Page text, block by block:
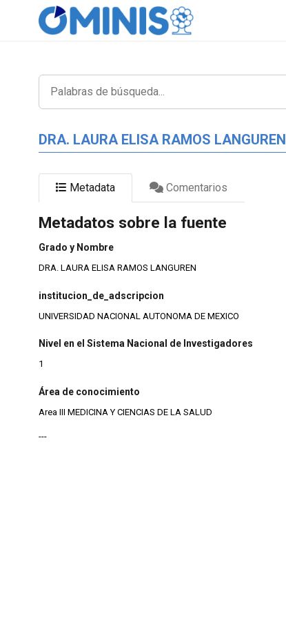
DRA. LAURA ELISA RAMOS LANGUREN
Metadata Comentarios
Metadatos sobre la fuente
Grado y Nombre
DRA. LAURA ELISA RAMOS LANGUREN
institucion_de_adscripcion
UNIVERSIDAD NACIONAL AUTONOMA DE MEXICO
Nivel en el Sistema Nacional de Investigadores
1
Área de conocimiento
Area III MEDICINA Y CIENCIAS DE LA SALUD
---